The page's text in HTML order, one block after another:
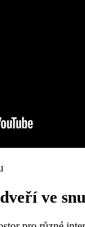
ve snu